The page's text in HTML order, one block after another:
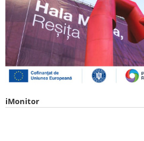
iMonitor